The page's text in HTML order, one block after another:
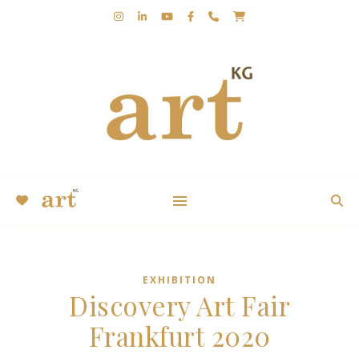
KUNST | KERSTIN GROBLER | KUGA | ABSTRAKT |
EXHIBITION
Discovery Art Fair
Frankfurt 2020